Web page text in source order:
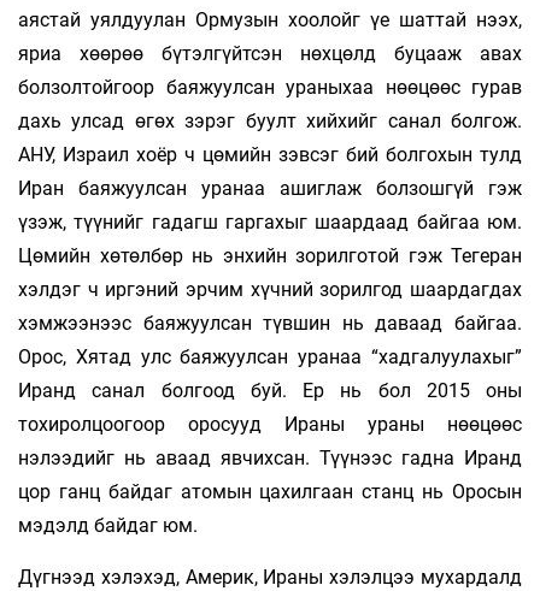
аястай уял­дуулан Ормузын хоолойг үе шаттай нээх,
яриа хөөрөө бүтэлгүйтсэн нөхцөлд буцааж авах
болзолтойгоор баяжуулсан ураныхаа нөө­цөөс гурав
дахь улсад өгөх зэрэг буулт хийхийг санал болгож.
АНУ, Израил хоёр ч цө­мийн зэвсэг бий болгохын тулд
Иран бая­жуулсан уранаа ашиглаж болзошгүй гэж
үзэж, түүнийг гадагш гаргахыг шаардаад байгаа юм.
Цөмийн хөтөлбөр нь энхийн зорилготой гэж Тегеран
хэлдэг ч ир­гэний эрчим хүчний зорилгод шаардагдах
хэм­жээнээс баяжуулсан түвшин нь даваад байгаа.
Орос, Хятад улс баяжуулсан уранаа “хад­галуулахыг”
Иранд санал болгоод буй. Ер нь бол 2015 оны
тохиролцоогоор оросууд Ираны ураны нөө­цөөс
нэлээдийг нь аваад явчихсан. Түүнээс гад­на Иранд
цор ганц байдаг атомын цахилгаан станц нь Оросын
мэдэлд байдаг юм.
Дүгнээд хэлэхэд, Америк, Ираны хэлэлцээ мухардалд